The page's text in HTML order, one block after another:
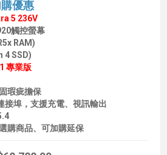
優惠
5 236V
觸控螢幕
RAM)
4 SSD)
專業版
瑕疵擔保
接埠，支援充電、視訊輸出
購商品、可加購延保